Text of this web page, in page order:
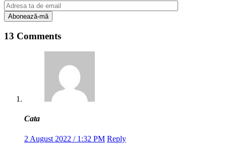
13 Comments
Cata
2 August 2022 / 1:32 PM Reply